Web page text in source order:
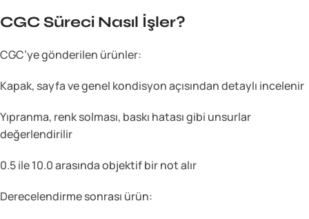
CGC Süreci Nasıl İşler?
CGC’ye gönderilen ürünler:
Kapak, sayfa ve genel kondisyon açısından detaylı incelenir
Yıpranma, renk solması, baskı hatası gibi unsurlar
değerlendirilir
0.5 ile 10.0 arasında objektif bir not alır
Derecelendirme sonrası ürün: